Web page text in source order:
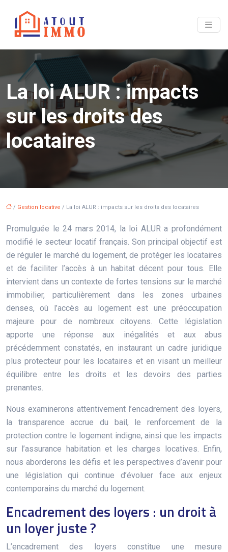
La loi ALUR : impacts
sur les droits des
locataires
/ Gestion locative / La loi ALUR : impacts sur les droits des locataires
Promulguée le 24 mars 2014, la loi ALUR a profondément
modifié le secteur locatif français. Son principal objectif est
de réguler le marché du logement, de protéger les locataires
et de faciliter l’accès à un habitat décent pour tous. Elle
intervient dans un contexte de fortes tensions sur le marché
immobilier, particulièrement dans les zones urbaines
denses, où l’accès au logement est une préoccupation
majeure pour de nombreux citoyens. Cette législation
apporte une réponse aux inégalités et aux abus
précédemment constatés, en instaurant un cadre juridique
plus protecteur pour les locataires et en visant un meilleur
équilibre entre les droits et les devoirs des parties
prenantes.
Nous examinerons attentivement l’encadrement des loyers,
la transparence accrue du bail, le renforcement de la
protection contre le logement indigne, ainsi que les impacts
sur l’assurance habitation et les charges locatives. Enfin,
nous aborderons les défis et les perspectives d’avenir pour
une législation qui continue d’évoluer face aux enjeux
contemporains du marché du logement.
Encadrement des loyers : un droit à
un loyer juste ?
L’encadrement des loyers constitue une mesure